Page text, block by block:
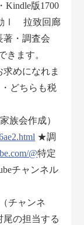
版1700
動Ⅰ 拉致回廊
著・調査会
きます。
求めになれま
どちらも税
族会作成）
★調
@特定
チャンネル
チャンネ
の担当する